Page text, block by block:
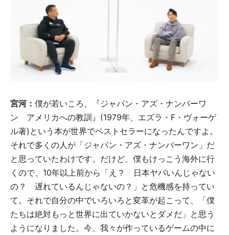
宮河： 僕が若いころ、『ジャパン・アズ・ナンバーワ
ン アメリカへの教訓』(1979年、エズラ・F・ヴォーゲ
ル著)という本が世界でベストセラーになったんですよ。
それで多くの人が「ジャパン・アズ・ナンバーワン」だ
と思っていたわけです。だけど、僕もけっこう海外に行
くので、10年以上前から「え？ 日本ヤバいんじゃない
の？ 遅れているんじゃないの？」と危機感を持ってい
て。それで自分の中でいろいろと変革が起こって、「僕
たちは絶対もっと世界に出ていかないとダメだ」と思う
ようになりました。今、我々が作っているゲームの中に